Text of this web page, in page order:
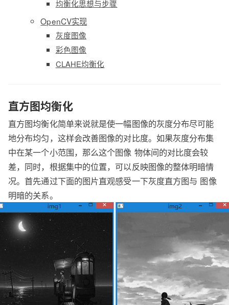
均衡化思想与步骤
OpenCV实现
灰度图像
彩色图像
CLAHE均衡化
直方图均衡化
直方图均衡化简单来说就是使一幅图像的灰度分布尽可能
地分布均匀，这样会改善图像的对比度。如果灰度分布集
中在某一个小范围，那么这个图像 物体间的对比度会较
差，同时，根据集中的位置，可以反映图像的整体明暗情
况。首先通过下面的图片直观感受一下灰度直方图与 图像
明暗的关系。